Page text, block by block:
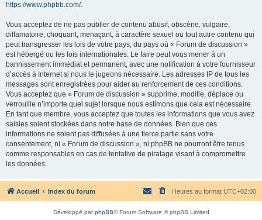
https://www.phpbb.com/.
Vous acceptez de ne pas publier de contenu abusif, obscène, vulgaire,
diffamatoire, choquant, menaçant, à caractère sexuel ou tout autre contenu qui
peut transgresser les lois de votre pays, du pays où « Forum de discussion »
est hébergé ou les lois internationales. Le faire peut vous mener à un
bannissement immédiat et permanent, avec une notification à votre fournisseur
d’accès à Internet si nous le jugeons nécessaire. Les adresses IP de tous les
messages sont enregistrées pour aider au renforcement de ces conditions.
Vous acceptez que « Forum de discussion » supprime, modifie, déplace ou
verrouille n’importe quel sujet lorsque nous estimons que cela est nécessaire.
En tant que membre, vous acceptez que toutes les informations que vous avez
saisies soient stockées dans notre base de données. Bien que ces
informations ne soient pas diffusées à une tierce partie sans votre
consentement, ni « Forum de discussion », ni phpBB ne pourront être tenus
comme responsables en cas de tentative de piratage visant à compromettre
les données.
Accueil Index du forum Heures au format UTC+02:00
Développé parphpBB® Forum Software © phpBB Limited